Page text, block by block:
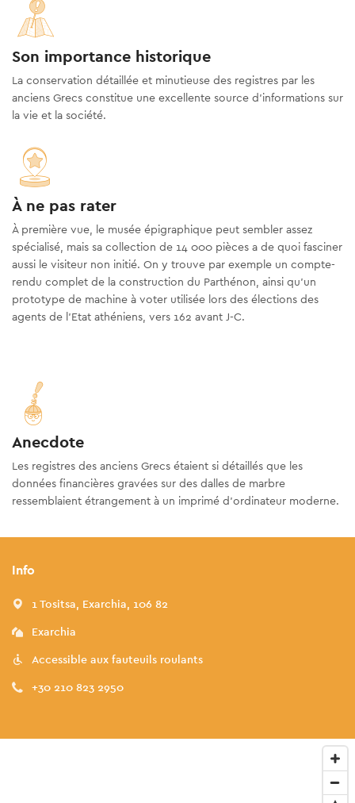
Son importance historique
La conservation détaillée et minutieuse des registres par les
anciens Grecs constitue une excellente source d’informations sur
la vie et la société.
À ne pas rater
À première vue, le musée épigraphique peut sembler assez
spécialisé, mais sa collection de 14 000 pièces a de quoi fasciner
aussi le visiteur non initié. On y trouve par exemple un compte-
rendu complet de la construction du Parthénon, ainsi qu'un
prototype de machine à voter utilisée lors des élections des
agents de l’Etat athéniens, vers 162 avant J-C.
Anecdote
Les registres des anciens Grecs étaient si détaillés que les
données financières gravées sur des dalles de marbre
ressemblaient étrangement à un imprimé d’ordinateur moderne.
Info
1 Tositsa, Exarchia, 106 82
Exarchia
Accessible aux fauteuils roulants
+30 210 823 2950